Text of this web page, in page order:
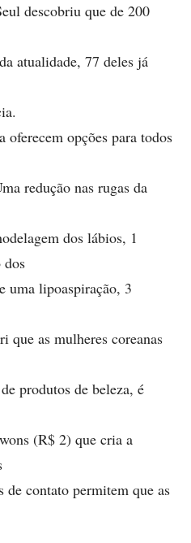
descobriu que de 200
atualidade, 77 deles já
oferecem opções para todos
redução nas rugas da
dos lábios, 1
dos
uma lipoaspiração, 3
que as mulheres coreanas
produtos de beleza, é
(R$ 2) que cria a
de contato permitem que as